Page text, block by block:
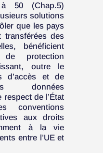
50 (Chap.5)
solutions
que les pays
des
bénéficient
protection
outre le
d’accès et de
données
de l’État
aux droits
à la vie
entre l’UE et